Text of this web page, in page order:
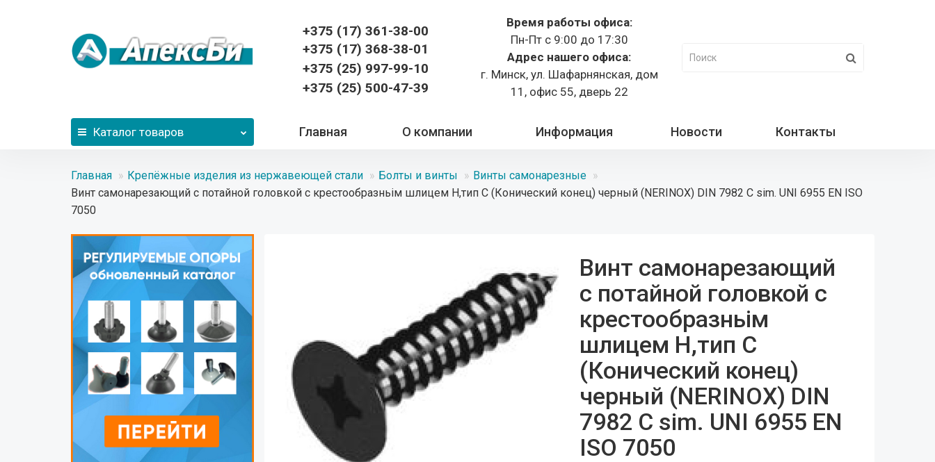
+375 (17) 361-38-00
+375 (17) 368-38-01
+375 (25) 997-99-10
+375 (25) 500-47-39
Время работы офиса:
Пн-Пт с 9:00 до 17:30
Адрес нашего офиса:
г. Минск, ул. Шафарнянская, дом
11, офис 55, дверь 22
Каталог товаров Главная О компании Информация Новости Контакты
Главная Крепёжные изделия из нержавеющей стали Болты и винты
Винты самонарезные
Винт cамонарезающий с потайной головкой с крестообразньім шлицем H,тип C (Конический конец) черный (NERINOX) DIN 7982 C sim. UNI 6955 EN ISO
7050
Винт cамонарезающий
с потайной головкой с
крестообразньім
шлицем H,тип C
(Конический конец)
черный (NERINOX) DIN
7982 C sim. UNI 6955 EN
ISO 7050